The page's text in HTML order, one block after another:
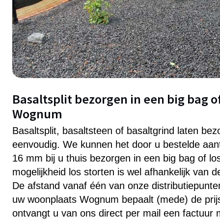
Basaltsplit bezorgen in een big bag
Wognum
Basaltsplit, basaltsteen of basaltgrind laten
eenvoudig. We kunnen het door u bestelde
16 mm bij u thuis bezorgen in een big bag of
mogelijkheid los storten is wel afhankelijk van
De afstand vanaf één van onze
uw woonplaats Wognum bepaalt (mede) de
ontvangt u van ons direct per mail een factuur